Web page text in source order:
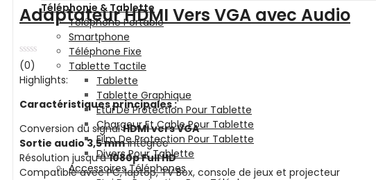
Téléphonie & Tablette
Téléphone Portable
Smartphone
Téléphone Fixe
Tablette Tactile
Tablette
Tablette Graphique
Etui De Protection Pour Tablette
Chargeur Et Cable Pour Tablette
Film De Protection Pour Tablette
Divers Pour Tablette
Accessoires Téléphones
Adaptateur HDMI Vers VGA avec Audio
Note
0
sur
(0)
Highlights:
Caractéristiques principales :
Conversion du signalHDMI vers VGA
Sortie audio 3,5 mmintégrée
Résolution jusqu’à1080p Full HD
Compatible avec PC, laptop, TV Box, console de jeux et projecteur